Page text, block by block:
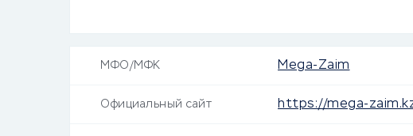
МФО/МФК Mega-Zaim
Официальный сайт https://mega-